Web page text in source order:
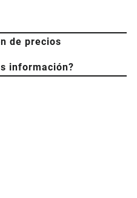
de precios
información?